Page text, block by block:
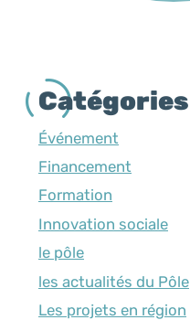
Catégories
Événement
Financement
Formation
Innovation sociale
le pôle
les actualités du Pôle
Les projets en région